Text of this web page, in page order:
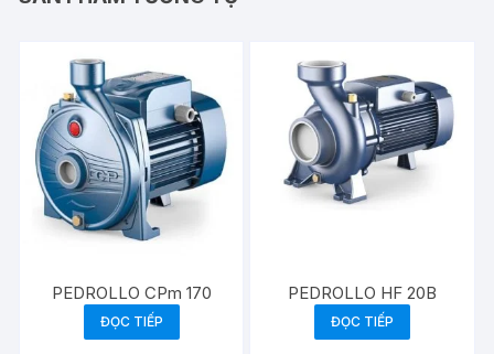
PEDROLLO CPm 170
ĐỌC TIẾP
PEDROLLO HF 20B
ĐỌC TIẾP